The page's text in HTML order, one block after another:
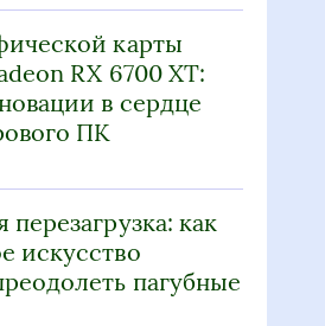
карты
RX 6700 XT:
в сердце
ПК
перезагрузка: как
искусство
пагубные